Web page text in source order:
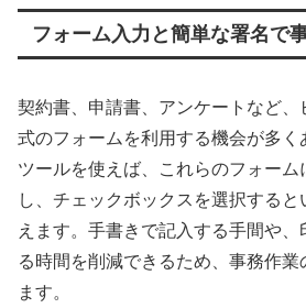
フォーム入力と簡単な署名で
契約書、申請書、アンケートなど
式のフォームを利用する機会が多
ツールを使えば、これらのフォーム
し、チェックボックスを選択する
えます。手書きで記入する手間や
る時間を削減できるため、事務作業
ます。